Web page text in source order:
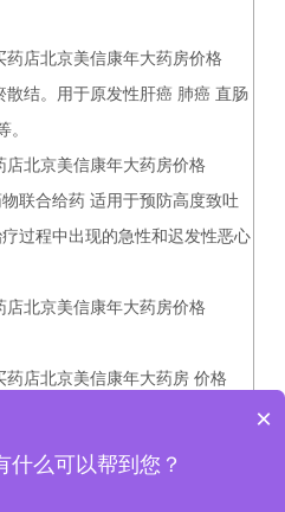
药店北京美信康年大药房价格
结。用于原发性肝癌 肺癌 直肠
店北京美信康年大药房价格
联合给药 适用于预防高度致吐
过程中出现的急性和迟发性恶心
店北京美信康年大药房价格
药店北京美信康年大药房 价格
×
什么可以帮到您？